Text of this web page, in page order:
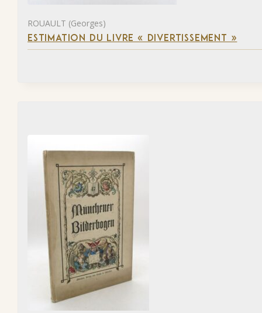
ROUAULT (Georges)
ESTIMATION DU LIVRE « DIVERTISSEMENT »